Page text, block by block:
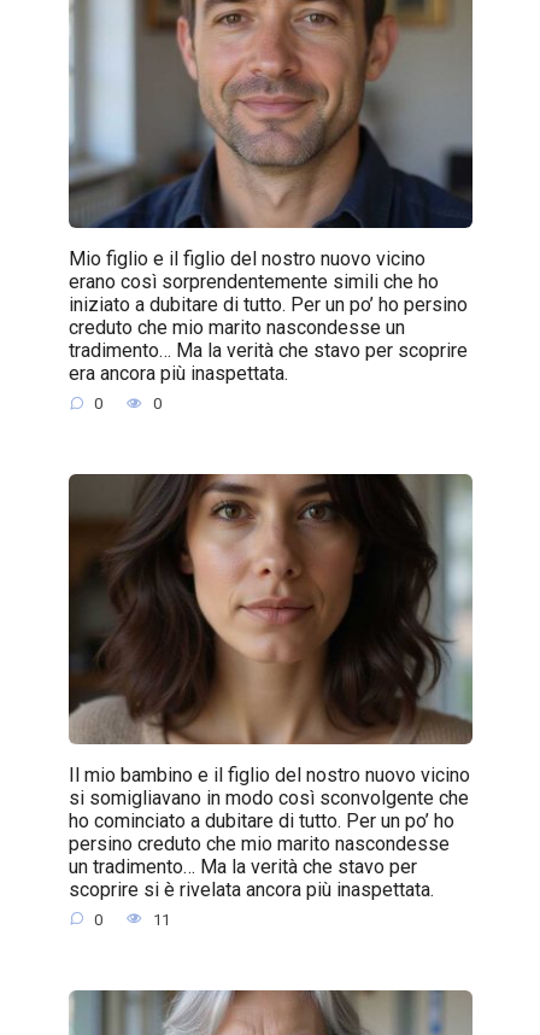
Mio figlio e il figlio del nostro nuovo vicino
erano così sorprendentemente simili che ho
iniziato a dubitare di tutto. Per un po’ ho persino
creduto che mio marito nascondesse un
tradimento… Ma la verità che stavo per scoprire
era ancora più inaspettata.
0 0
Il mio bambino e il figlio del nostro nuovo vicino
si somigliavano in modo così sconvolgente che
ho cominciato a dubitare di tutto. Per un po’ ho
persino creduto che mio marito nascondesse
un tradimento… Ma la verità che stavo per
scoprire si è rivelata ancora più inaspettata.
0 11